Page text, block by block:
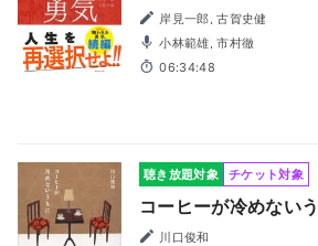
岸見一郎, 古賀史健
小林範雄, 市村徹
06:34:48
聴き放題対象 チケット対象
コーヒーが冷めない
川口俊和